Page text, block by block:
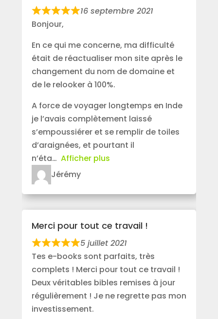
16 septembre 2021
Bonjour,
En ce qui me concerne, ma difficulté
était de réactualiser mon site après le
changement du nom de domaine et
de le relooker à 100%.
A force de voyager longtemps en Inde
je l’avais complètement laissé
s’empoussiérer et se remplir de toiles
d’araignées, et pourtant il
n’éta
Afficher plus
Jérémy
Merci pour tout ce travail !
5 juillet 2021
Tes e-books sont parfaits, très
complets ! Merci pour tout ce travail !
Deux véritables bibles remises à jour
régulièrement ! Je ne regrette pas mon
investissement.